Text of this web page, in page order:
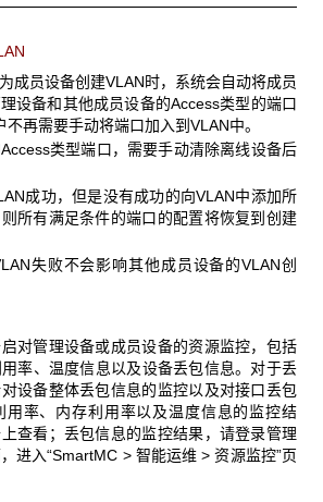
成员设备创建VLAN时，系统会自动将成员
设备和其他成员设备的Access类型的端口
再需要手动将端口加入到VLAN中。
类型端口，需要手动清除离线设备后
成功，但是没有成功的向VLAN中添加所
所有满足条件的端口的配置将恢复到创建
失败不会影响其他成员设备的VLAN创
对管理设备或成员设备的资源监控，包括
率、温度信息以及设备丢包信息。对于丢
设备整体丢包信息的监控以及对接口丢包
用率、内存利用率以及温度信息的监控结
查看；丢包信息的监控结果，请登录管理
进入“SmartMC > 智能运维 > 资源监控”页